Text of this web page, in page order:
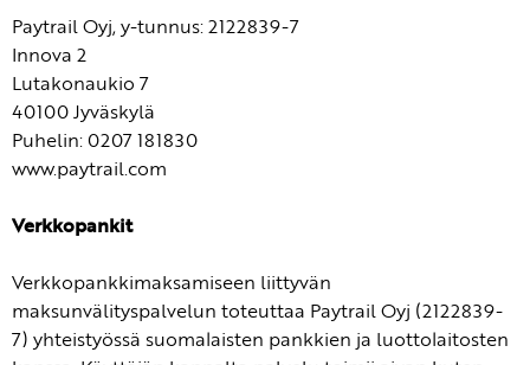
Paytrail Oyj, y-tunnus: 2122839-7
Innova 2
Lutakonaukio 7
40100 Jyväskylä
Puhelin: 0207 181830
www.paytrail.com
Verkkopankit
Verkkopankkimaksamiseen liittyvän
maksunvälityspalvelun toteuttaa Paytrail Oyj (2122839-
7) yhteistyössä suomalaisten pankkien ja luottolaitosten